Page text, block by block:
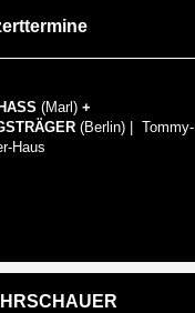
(Marl) +
(Berlin) | Tommy-
Haus